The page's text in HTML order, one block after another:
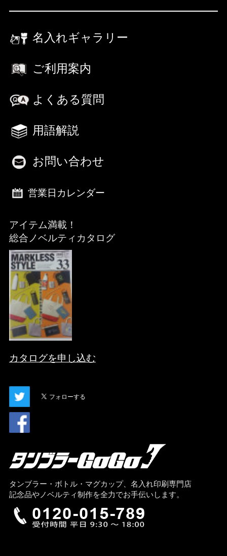
名入れギャラリー
ご利用案内
よくある質問
用語解説
お問い合わせ
営業日カレンダー
アイテム満載！
総合ノベルティカタログ
カタログを申し込む
タンブラー・ボトル・マグカップ、名入れ印刷専門店
記念品やノベルティ制作を全力でお手伝いします。